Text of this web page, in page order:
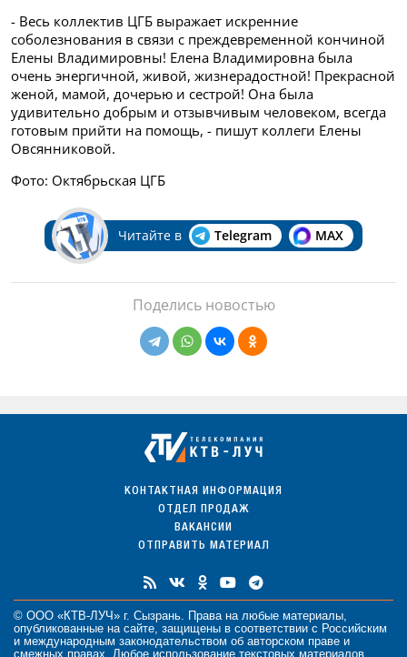
- Весь коллектив ЦГБ выражает искренние
соболезнования в связи с преждевременной кончиной
Елены Владимировны! Елена Владимировна была
очень энергичной, живой, жизнерадостной! Прекрасной
женой, мамой, дочерью и сестрой! Она была
удивительно добрым и отзывчивым человеком, всегда
готовым прийти на помощь, - пишут коллеги Елены
Овсянниковой.
Фото: Октябрьская ЦГБ
Читайте в Telegram MAX
Поделись новостью
КОНТАКТНАЯ ИНФОРМАЦИЯ
ОТДЕЛ ПРОДАЖ
ВАКАНСИИ
ОТПРАВИТЬ МАТЕРИАЛ
© ООО «КТВ-ЛУЧ» г. Сызрань. Права на любые материалы,
опубликованные на сайте, защищены в соответствии с Российским
и международным законодательством об авторском праве и
смежных правах. Любое использование текстовых материалов